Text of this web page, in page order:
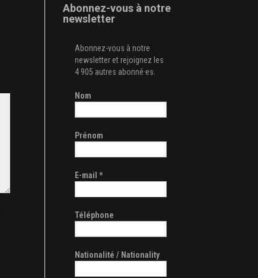
Abonnez-vous à notre
newsletter
Abonnez-vous à notre
newsletter et rejoignez les
4 905 autres abonné·es.
Nom
Prénom
E-mail*
Téléphone
Nationalité / Nationality